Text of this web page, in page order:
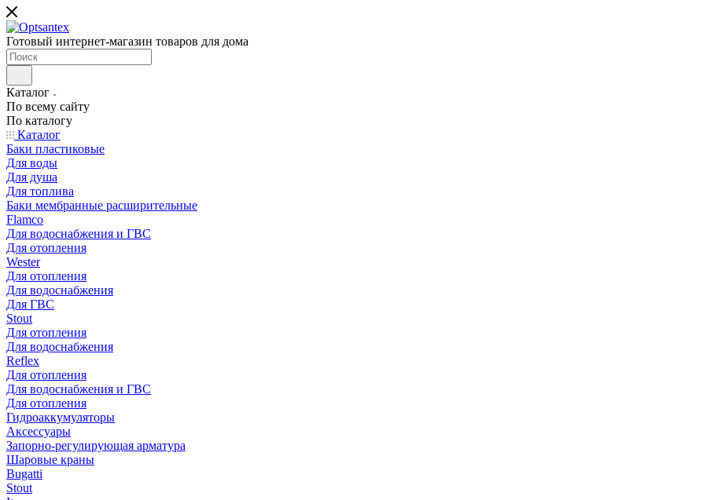
Готовый интернет-магазин товаров для дома
Каталог
По всему сайту
По каталогу
Каталог
Баки пластиковые
Для воды
Для душа
Для топлива
Баки мембранные расширительные
Flamco
Для водоснабжения и ГВС
Для отопления
Wester
Для отопления
Для водоснабжения
Для ГВС
Stout
Для отопления
Для водоснабжения
Reflex
Для отопления
Для водоснабжения и ГВС
Для отопления
Гидроаккумуляторы
Аксессуары
Запорно-регулирующая арматура
Шаровые краны
Bugatti
Stout